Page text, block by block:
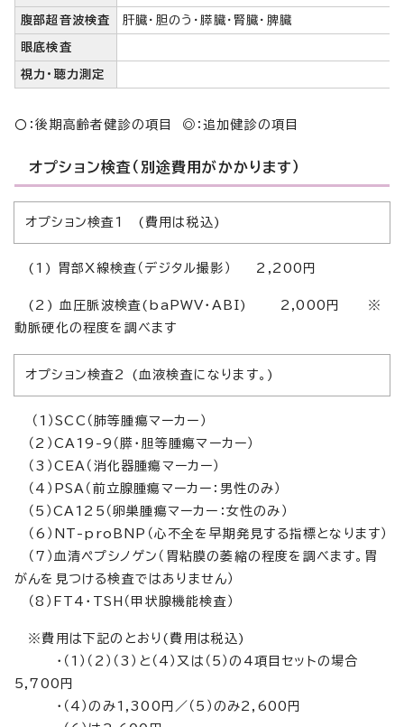
腹部超音波検査 肝臓・胆のう・膵臓・腎臓・脾臓
眼底検査
視力・聴力測定
〇：後期高齢者健診の項目 ◎：追加健診の項目
オプション検査（別途費用がかかります）
オプション検査1 (費用は税込)
(1) 胃部X線検査（デジタル撮影） 2,200円
(2) 血圧脈波検査(baPWV・ABI) 2,000円 ※
動脈硬化の程度を調べます
オプション検査2 (血液検査になります。)
（1）SCC（肺等腫瘍マーカー）
（2）CA19-9（膵・胆等腫瘍マーカー）
（3）CEA（消化器腫瘍マーカー）
（4）PSA（前立腺腫瘍マーカー：男性のみ）
（5）CA125（卵巣腫瘍マーカー：女性のみ）
（6）NT-proBNP（心不全を早期発見する指標となります）
（7）血清ペプシノゲン（胃粘膜の萎縮の程度を調べます。胃
がんを見つける検査ではありません）
（8）FT4・TSH（甲状腺機能検査）
※費用は下記のとおり(費用は税込)
・（1）（2）（3）と（4）又は（5）の4項目セットの場合
5,700円
・（4）のみ1,300円／（5）のみ2,600円